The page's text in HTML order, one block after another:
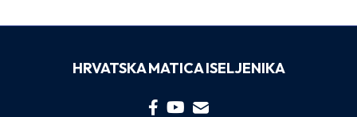
HRVATSKA MATICA ISELJENIKA